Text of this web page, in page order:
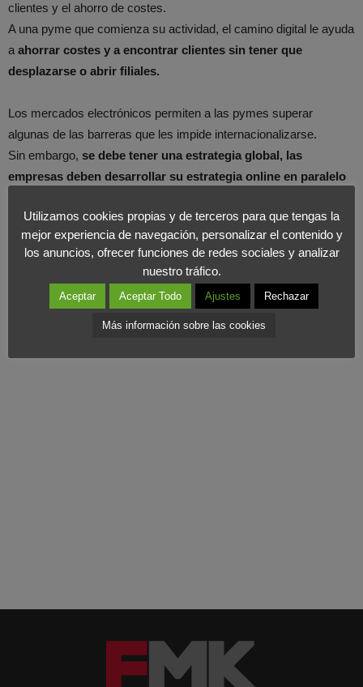
clientes y el ahorro de costes.
A una pyme que comienza su actividad, el camino digital le ayuda
a ahorrar costes y a encontrar clientes sin tener que
desplazarse o abrir filiales.
Los mercados electrónicos permiten a las pymes superar
algunas de las barreras que les impide internacionalizarse.
Sin embargo, se debe tener una estrategia global, las
empresas deben desarrollar su estrategia online en paralelo
Si hablamos de cifras, la compra-venta de bienes y servicios a
través de Internet desde el extranjero con destino a España
facturó 494 millones de euros. Por otro lado, la compra-venta
online desde España al extranjero alcanzó los 1.492 millones de
Utilizamos cookies propias y de terceros para que tengas la
mejor experiencia de navegación, personalizar el contenido y
los anuncios, ofrecer funciones de redes sociales y analizar
nuestro tráfico.
Aceptar Aceptar Todo Ajustes Rechazar
Más información sobre las cookies